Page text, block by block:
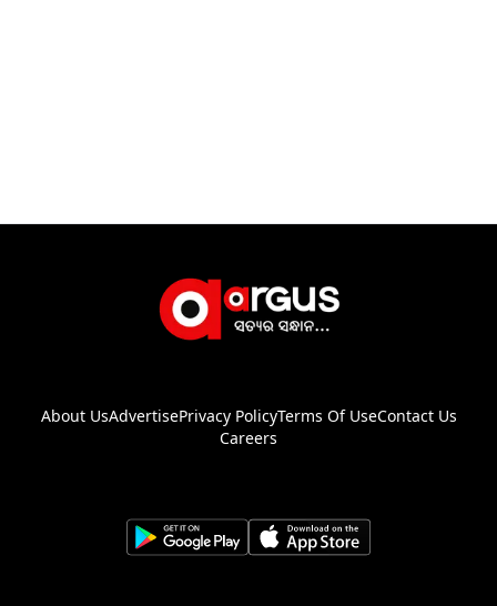
About UsAdvertisePrivacy PolicyTerms Of UseContact Us
Careers